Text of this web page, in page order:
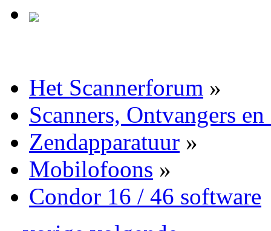
Het Scannerforum »
Scanners, Ontvangers
Zendapparatuur »
Mobilofoons »
Condor 16 / 46 software